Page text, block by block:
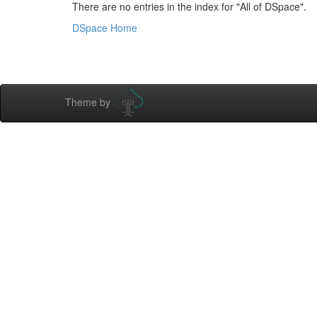
There are no entries in the index for "All of DSpace".
DSpace Home
Theme by